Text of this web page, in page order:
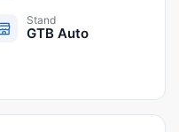
Stand
GTB Auto